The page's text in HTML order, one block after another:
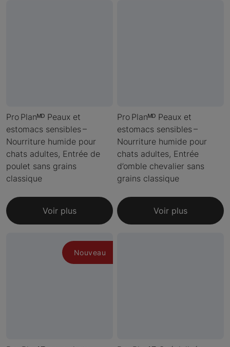
Pro Planᴹᴰ Peaux et
estomacs sensibles –
Nourriture humide pour
chats adultes, Entrée de
poulet sans grains
classique
Voir plus
Pro Planᴹᴰ Peaux et
estomacs sensibles –
Nourriture humide pour
chats adultes, Entrée
d’omble chevalier sans
grains classique
Voir plus
Nouveau